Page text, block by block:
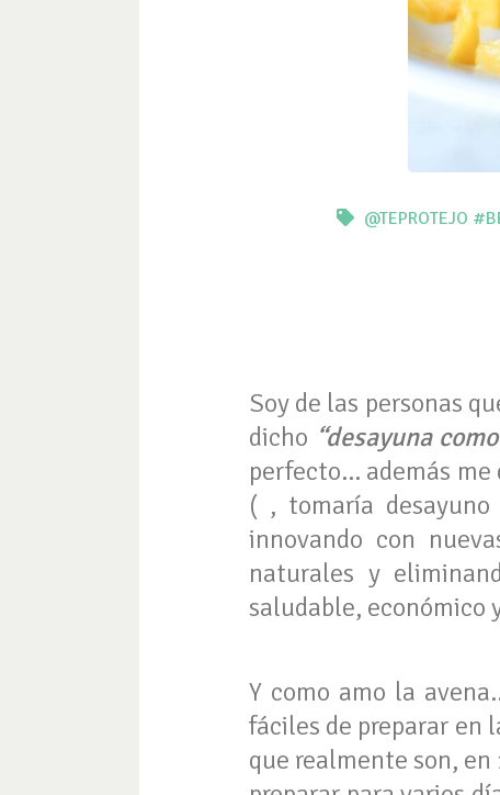
@TEPROTEJO
Soy de las personas
dicho “desayuna
perfecto… además me
( , tomaría
innovando con
naturales y
saludable, económico
Y como amo la
fáciles de preparar en
que realmente son,